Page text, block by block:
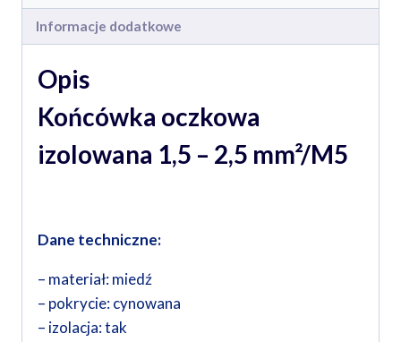
Informacje dodatkowe
Opis
Końcówka oczkowa
izolowana 1,5 – 2,5 mm²/M5
Dane techniczne:
– materiał: miedź
– pokrycie: cynowana
– izolacja: tak